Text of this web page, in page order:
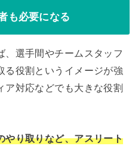
も必要になる
、選手間やチームスタッフ
る役割というイメージが強
ア対応などでも大きな役割
やり取りなど、アスリート